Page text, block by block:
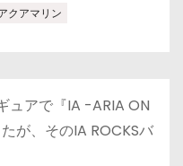
クアマリン
ュアで『IA -ARIA ON
が、そのIA ROCKSバ